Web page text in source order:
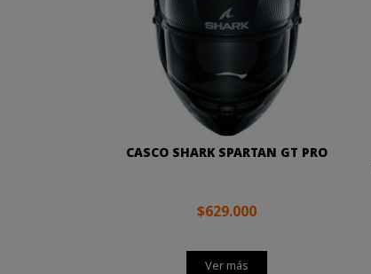
CASCO SHARK SPARTAN GT PRO
$629.000
Ver más